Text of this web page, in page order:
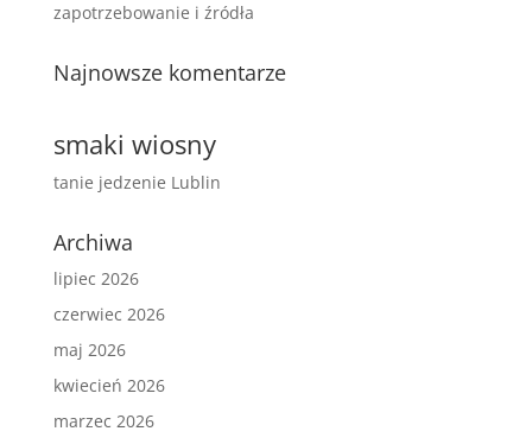
zapotrzebowanie i źródła
Najnowsze komentarze
smaki wiosny
tanie jedzenie Lublin
Archiwa
lipiec 2026
czerwiec 2026
maj 2026
kwiecień 2026
marzec 2026